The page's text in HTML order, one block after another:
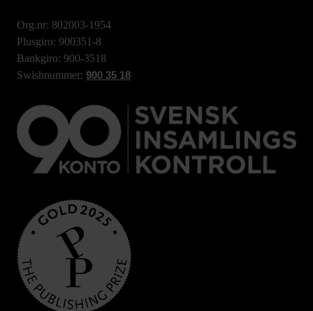
Org.nr: 802003-1954
Plusgiro: 900351-8
Bankgiro: 900-3518
Swishnummer: 900 35 18